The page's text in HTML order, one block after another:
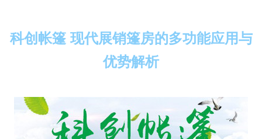
科创帐篷 现代展销篷房的多功能应用与
优势解析